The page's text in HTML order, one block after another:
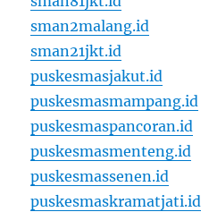
sman2malang.id
sman21jkt.id
puskesmasjakut.id
puskesmasmampang.id
puskesmaspancoran.id
puskesmasmenteng.id
puskesmassenen.id
puskesmaskramatjati.id